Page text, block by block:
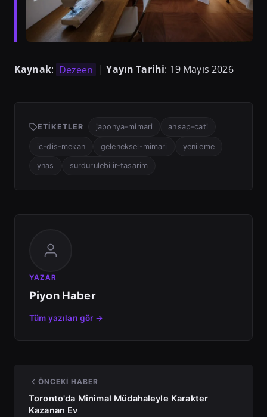
Kaynak: Dezeen |Yayın Tarihi: 19 Mayıs 2026
ETIKETLER japonya-mimari ahsap-cati
ic-dis-mekan geleneksel-mimari yenileme
ynas surdurulebilir-tasarim
YAZAR
Piyon Haber
Tüm yazıları gör →
ÖNCEKI HABER
Toronto'da Minimal Müdahaleyle Karakter
Kazanan Ev